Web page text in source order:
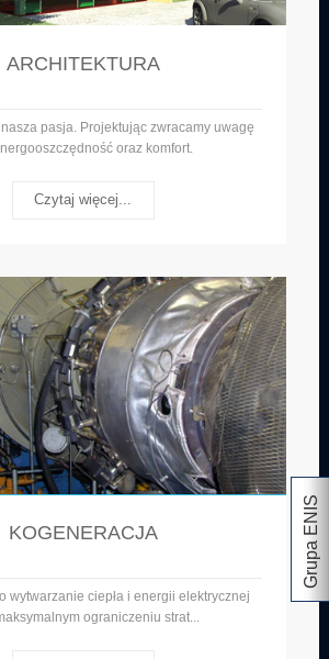
Grupa ENIS
ARCHITEKTURA
pasja. Projektując zwracamy uwagę
oraz komfort.
Czytaj więcej...
KOGENERACJA
wytwarzanie ciepła i energii elektrycznej
ograniczeniu strat...